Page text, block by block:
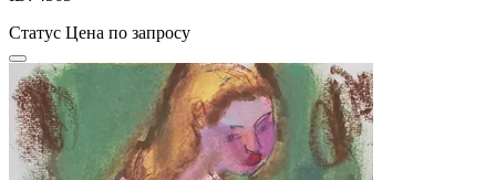
Статус Цена по запросу